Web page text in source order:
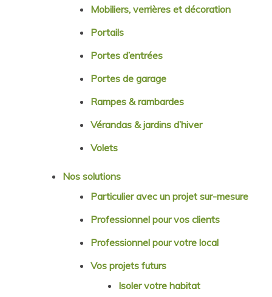
Mobiliers, verrières et décoration
Portails
Portes d’entrées
Portes de garage
Rampes & rambardes
Vérandas & jardins d’hiver
Volets
Nos solutions
Particulier avec un projet sur-mesure
Professionnel pour vos clients
Professionnel pour votre local
Vos projets futurs
Isoler votre habitat